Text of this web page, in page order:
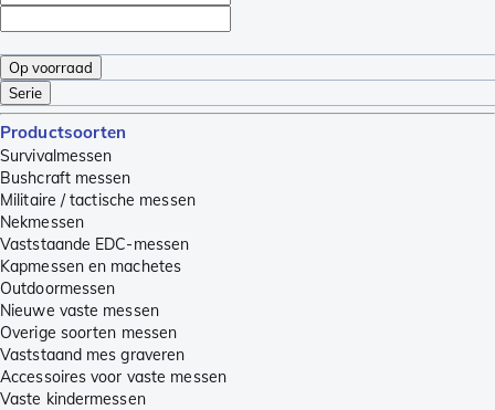
Op voorraad
Serie
Productsoorten
Survivalmessen
Bushcraft messen
Militaire / tactische messen
Nekmessen
Vaststaande EDC-messen
Kapmessen en machetes
Outdoormessen
Nieuwe vaste messen
Overige soorten messen
Vaststaand mes graveren
Accessoires voor vaste messen
Vaste kindermessen